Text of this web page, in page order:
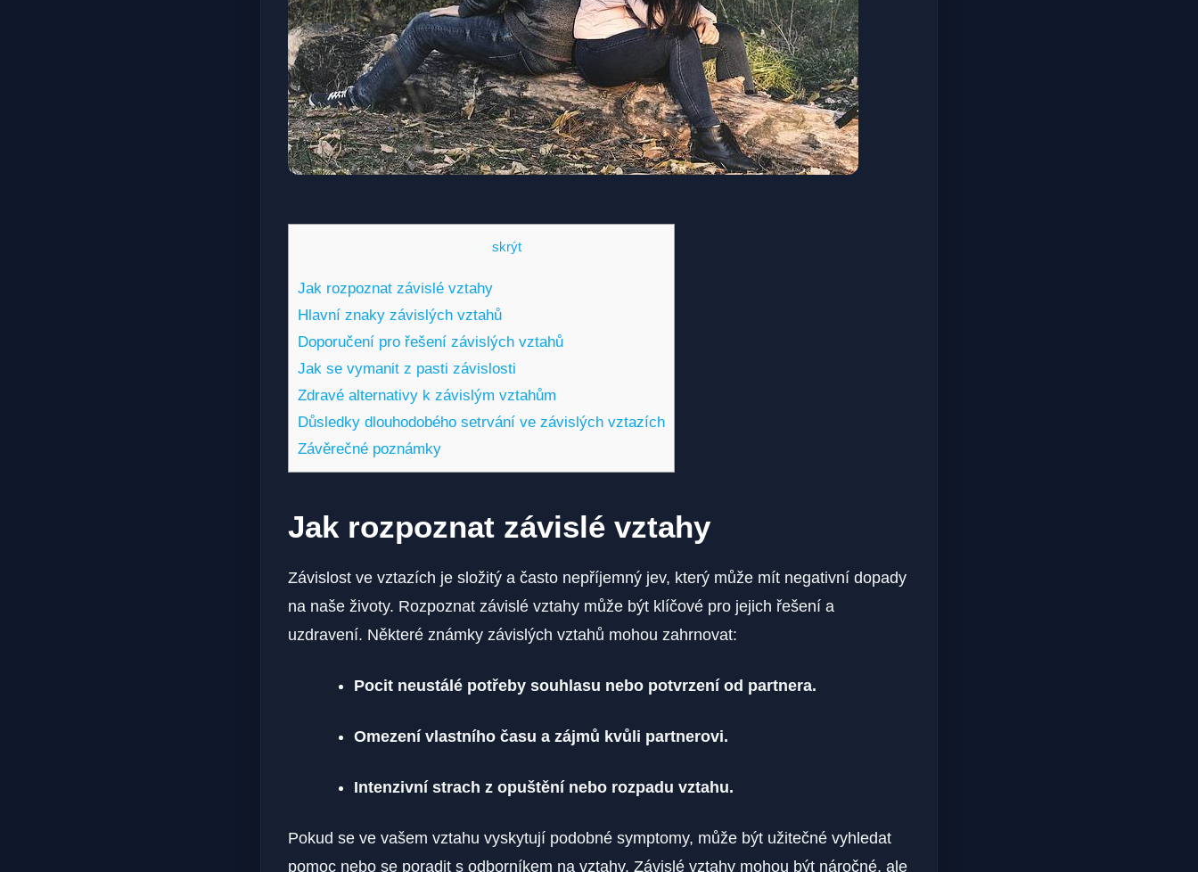
skrýt]
Jak rozpoznat závislé vztahy
Hlavní znaky závislých vztahů
Doporučení pro řešení závislých vztahů
Jak se vymanit z pasti závislosti
Zdravé alternativy k závislým vztahům
Důsledky dlouhodobého setrvání ve závislých vztazích
Závěrečné poznámky
Jak rozpoznat závislé vztahy
Závislost ve vztazích je složitý a často nepříjemný jev, který může mít negativní dopady
na naše životy. Rozpoznat závislé vztahy může být klíčové pro jejich řešení a
uzdravení. Některé známky závislých vztahů mohou zahrnovat:
Pocit neustálé potřeby souhlasu nebo potvrzení od partnera.
Omezení vlastního času a zájmů kvůli partnerovi.
Intenzivní strach z opuštění nebo rozpadu vztahu.
Pokud se ve vašem vztahu vyskytují podobné symptomy, může být užitečné vyhledat
pomoc nebo se poradit s odborníkem na vztahy. Závislé vztahy mohou být náročné, ale